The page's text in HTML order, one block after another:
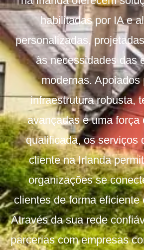
habilitadas por IA e
personalizadas,
às necessidades das
modernas. Apoiados
infraestrutura robusta,
avançadas e uma força
qualificada, os serviços
cliente na Irlanda
organizações se
clientes de forma eficiente
Através da sua rede
parcerias com empresas